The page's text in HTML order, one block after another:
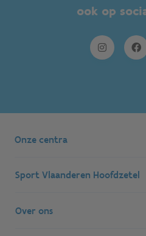
ook op
Onze centra
Sport Vlaanderen Hoofdzetel
Simon Bolivarlaan 17
Over ons